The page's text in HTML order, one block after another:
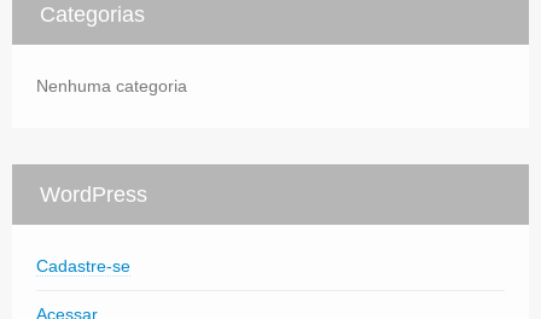
Categorias
Nenhuma categoria
WordPress
Cadastre-se
Acessar